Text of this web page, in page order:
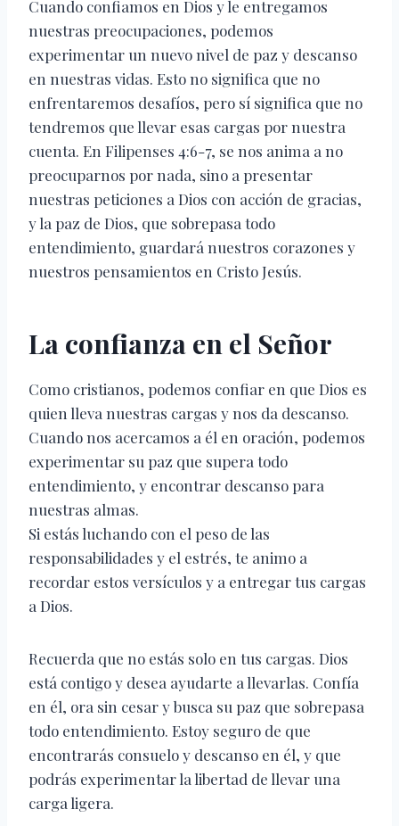
Cuando confiamos en Dios y le entregamos
nuestras preocupaciones, podemos
experimentar un nuevo nivel de paz y descanso
en nuestras vidas. Esto no significa que no
enfrentaremos desafíos, pero sí significa que no
tendremos que llevar esas cargas por nuestra
cuenta. En Filipenses 4:6-7, se nos anima a no
preocuparnos por nada, sino a presentar
nuestras peticiones a Dios con acción de gracias,
y la paz de Dios, que sobrepasa todo
entendimiento, guardará nuestros corazones y
nuestros pensamientos en Cristo Jesús.
La confianza en el Señor
Como cristianos, podemos confiar en que Dios es
quien lleva nuestras cargas y nos da descanso.
Cuando nos acercamos a él en oración, podemos
experimentar su paz que supera todo
entendimiento, y encontrar descanso para
nuestras almas.
Si estás luchando con el peso de las
responsabilidades y el estrés, te animo a
recordar estos versículos y a entregar tus cargas
a Dios.
Recuerda que no estás solo en tus cargas. Dios
está contigo y desea ayudarte a llevarlas. Confía
en él, ora sin cesar y busca su paz que sobrepasa
todo entendimiento. Estoy seguro de que
encontrarás consuelo y descanso en él, y que
podrás experimentar la libertad de llevar una
carga ligera.